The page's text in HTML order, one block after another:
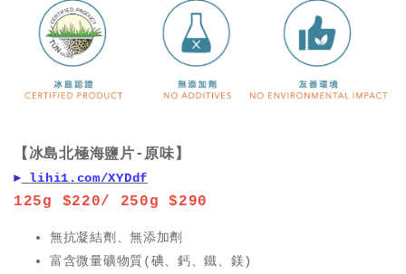
【冰島北極海鹽片-原味】
► lihi1.com/XYDdf
125g $220/ 250g $290
無抗凝結劑、無添加劑
富含微量礦物質(碘、鈣、鐵、鎂)